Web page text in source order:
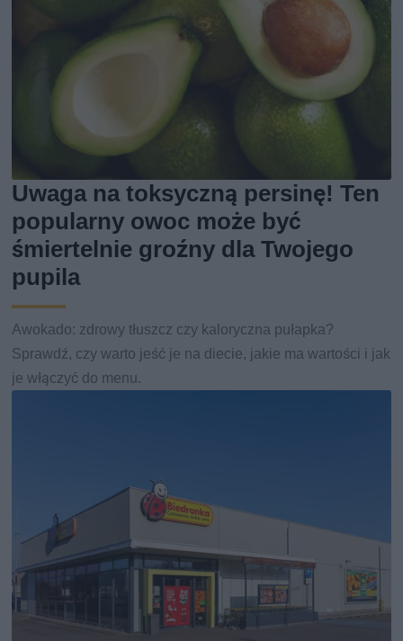
Uwaga na toksyczną persinę! Ten
popularny owoc może być
śmiertelnie groźny dla Twojego
pupila
Awokado: zdrowy tłuszcz czy kaloryczna pułapka?
Sprawdź, czy warto jeść je na diecie, jakie ma wartości i jak
je włączyć do menu.